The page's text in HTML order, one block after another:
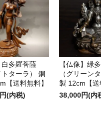
白多羅菩薩
トターラ） 銅
【送料無料】
(内税)
【仏像】緑
（グリーン
製 12cm【
38,000円(内